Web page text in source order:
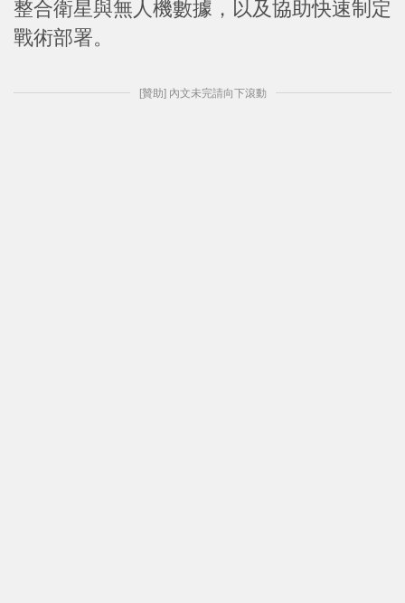
整合衛星與無人機數據，以及協助快速制定
戰術部署。
[贊助] 內文未完請向下滾動